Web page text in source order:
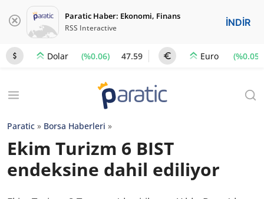
Paratic Haber: Ekonomi, Finans
RSS Interactive İNDİR
Dolar (%0.06) 47.59 Euro (%0.05)
Paratic » Borsa Haberleri »
Ekim Turizm 6 BIST
endeksine dahil ediliyor